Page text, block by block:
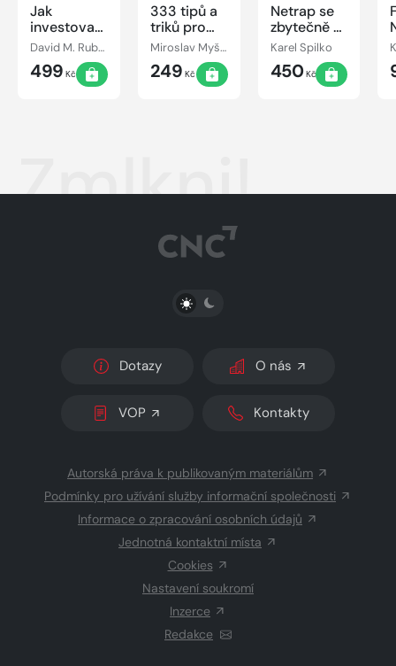
Jak
investovat:
Rozhovory
s mistry
oboru
David M. Rubenstein
499 Kč
333 tipů a
triků pro
digitální
fotografii
Miroslav Myška
249 Kč
Netrap se
zbytečně a
měj (se)
rád aneb
co by to
bylo, kdyby
Karel Spilko
450Kč
Zmlkni!
PŘEPNOUT SVĚTLÝ/TMAVÝ REŽIM
Dotazy O nás
VOP Kontakty
Autorská práva k publikovaným materiálům
Podmínky pro užívání služby informační společnosti
Informace o zpracování osobních údajů
Jednotná kontaktní místa
Cookies
Nastavení soukromí
Inzerce
Redakce